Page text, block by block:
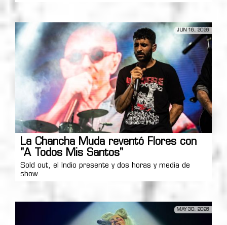
JUN 16, 2026
La Chancha Muda reventó Flores con
"A Todos Mis Santos"
Sold out, el Indio presente y dos horas y media de
show.
MAY 30, 2026